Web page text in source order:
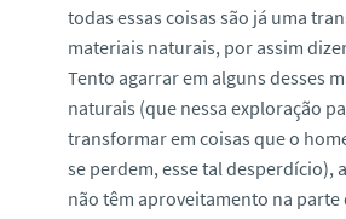
todas essas coisas são já uma
materiais naturais, por assim
Tento agarrar em alguns desses
naturais (que nessa exploração
transformar em coisas que o
se perdem, esse tal desperdício),
não têm aproveitamento na parte